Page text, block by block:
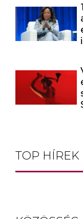
TOP HÍREK